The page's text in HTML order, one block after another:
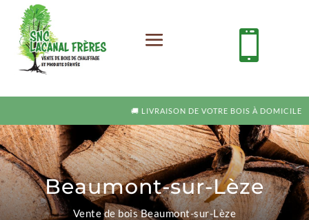

🚚 LIVRAISON DE VOTRE BOIS À DOMICILE
Beaumont-sur-Lèze
Vente de bois Beaumont-sur-Lèze